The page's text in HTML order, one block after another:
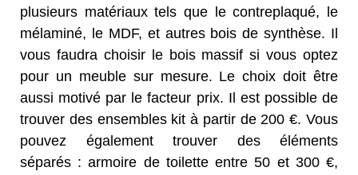
plusieurs matériaux tels que le contreplaqué, le
mélaminé, le MDF, et autres bois de synthèse. Il
vous faudra choisir le bois massif si vous optez
pour un meuble sur mesure. Le choix doit être
aussi motivé par le facteur prix. Il est possible de
trouver des ensembles kit à partir de 200 €. Vous
pouvez également trouver des éléments
séparés : armoire de toilette entre 50 et 300 €,